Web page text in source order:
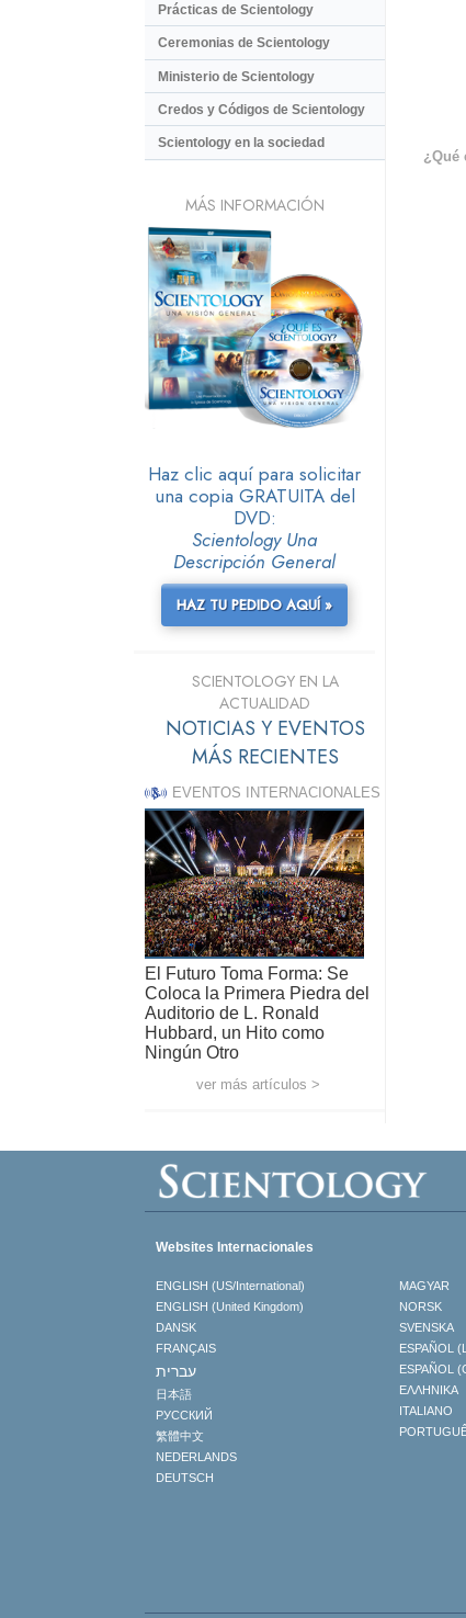
¿Qué
Prácticas de Scientology
Ceremonias de Scientology
Ministerio de Scientology
Credos y Códigos de Scientology
Scientology en la sociedad
MÁS INFORMACIÓN
Haz clic aquí para solicitar
una copia GRATUITA del
DVD:
Scientology Una
Descripción General
HAZ TU PEDIDO AQUÍ »
SCIENTOLOGY EN LA
ACTUALIDAD
NOTICIAS Y EVENTOS
MÁS RECIENTES
EVENTOS INTERNACIONALES
El Futuro Toma Forma: Se
Coloca la Primera Piedra del
Auditorio de L. Ronald
Hubbard, un Hito como
Ningún Otro
ver más artículos >
Websites Internacionales
ENGLISH (US/International)
ENGLISH (United Kingdom)
DANSK
FRANÇAIS
עברית
日本語
РУССКИЙ
繁體中文
NEDERLANDS
DEUTSCH
MAGYAR
NORSK
SVENSKA
ESPAÑOL
ESPAÑOL
ΕΛΛΗΝΙΚA
ITALIANO